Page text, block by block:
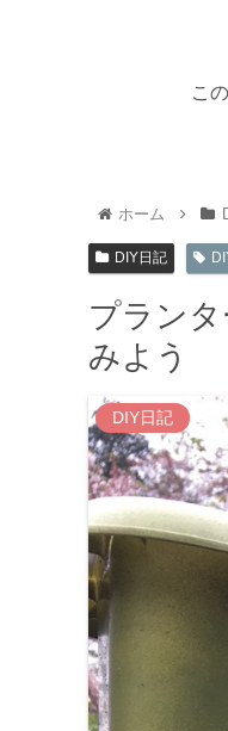
こ
ホーム
DIY日記
プラン
みよう
DIY日記